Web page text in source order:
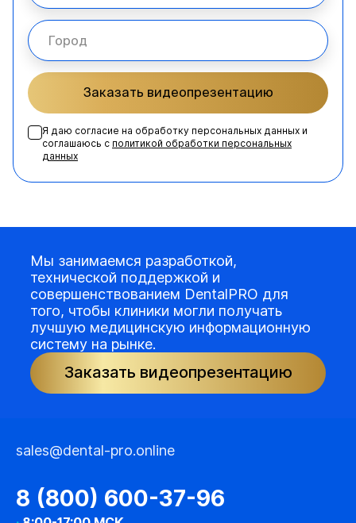
Заказать видеопрезентацию
Я даю согласие на обработку персональных данных и
соглашаюсь с политикой обработки персональных
данных
Мы занимаемся разработкой,
технической поддержкой и
совершенствованием DentalPRO для
того, чтобы клиники могли получать
лучшую медицинскую информационную
систему на рынке.
Заказать видеопрезентацию
sales@dental-pro.online
8 (800) 600-37-96